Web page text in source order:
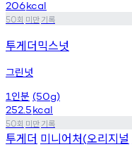
206kcal
50회 미만기록
투게더믹스넛
그린넛
1 인분 (50g)
252.5kcal
50회 미만기록
투게더 미니어처(오리지널